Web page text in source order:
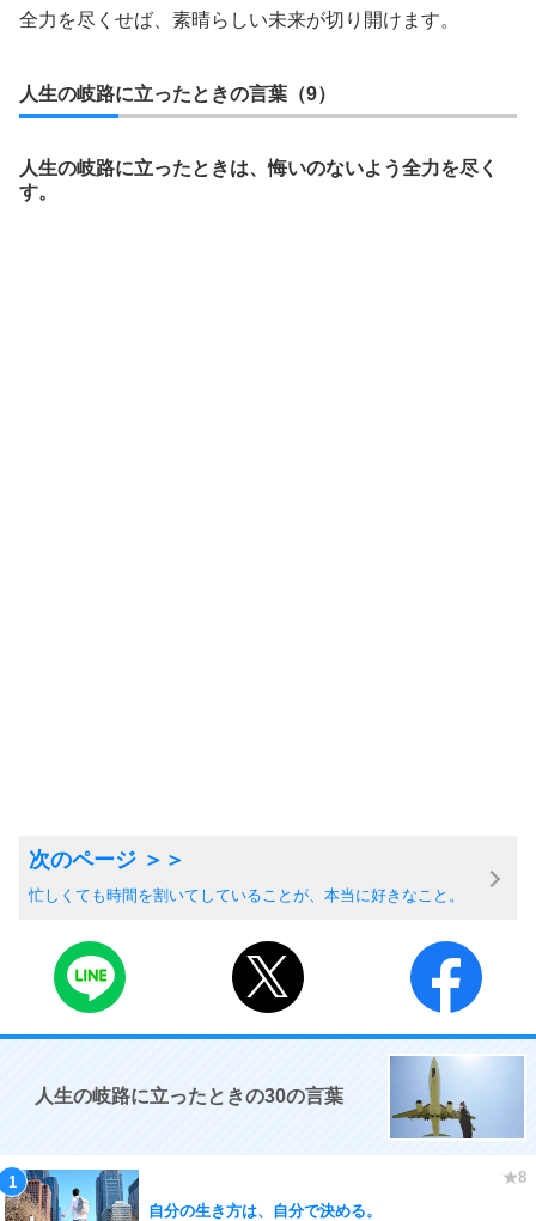
全力を尽くせば、素晴らしい未来が切り開けます。
人生の岐路に立ったときの言葉（9）
人生の岐路に立ったときは、悔いのないよう全力を尽く
す。
忙しくても時間を割いてしていることが、本当に好きなこと。
人生の岐路に立ったときの30の言葉
自分の生き方は、自分で決める。